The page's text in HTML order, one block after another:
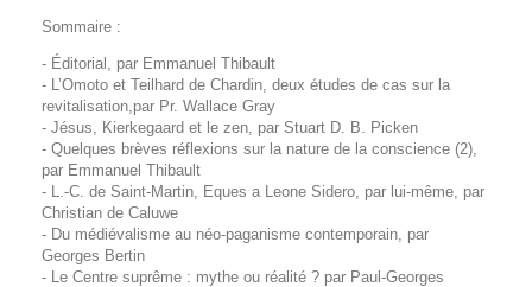
Sommaire :
- Éditorial, par Emmanuel Thibault
- L’Omoto et Teilhard de Chardin, deux études de cas sur la
revitalisation,par Pr. Wallace Gray
- Jésus, Kierkegaard et le zen, par Stuart D. B. Picken
- Quelques brèves réflexions sur la nature de la conscience (2),
par Emmanuel Thibault
- L.-C. de Saint-Martin, Eques a Leone Sidero, par lui-même, par
Christian de Caluwe
- Du médiévalisme au néo-paganisme contemporain, par
Georges Bertin
- Le Centre suprême : mythe ou réalité ? par Paul-Georges